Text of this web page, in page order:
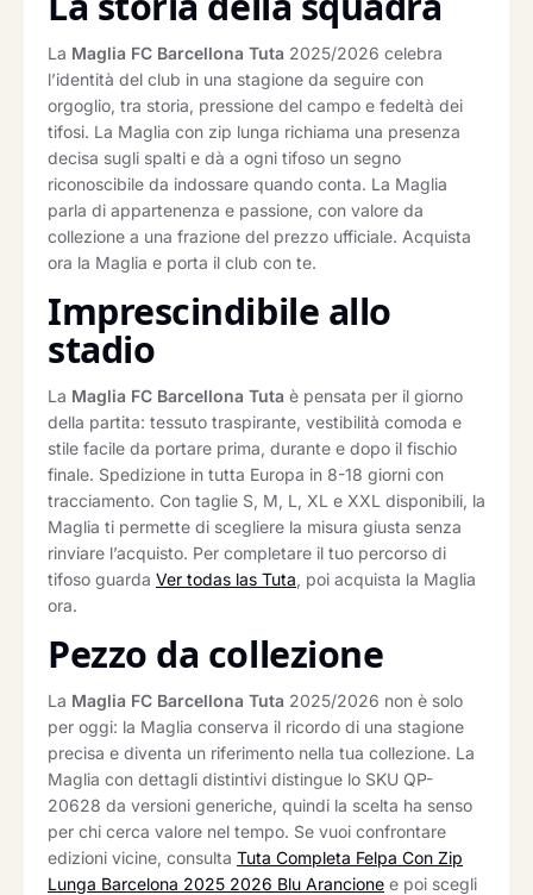
La Maglia FC Barcellona Tuta 2025/2026 celebra
l’identità del club in una stagione da seguire con
orgoglio, tra storia, pressione del campo e fedeltà dei
tifosi. La Maglia con zip lunga richiama una presenza
decisa sugli spalti e dà a ogni tifoso un segno
riconoscibile da indossare quando conta. La Maglia
parla di appartenenza e passione, con valore da
collezione a una frazione del prezzo ufficiale. Acquista
ora la Maglia e porta il club con te.
Imprescindibile allo
stadio
La Maglia FC Barcellona Tuta è pensata per il giorno
della partita: tessuto traspirante, vestibilità comoda e
stile facile da portare prima, durante e dopo il fischio
finale. Spedizione in tutta Europa in 8-18 giorni con
tracciamento. Con taglie S, M, L, XL e XXL disponibili, la
Maglia ti permette di scegliere la misura giusta senza
rinviare l’acquisto. Per completare il tuo percorso di
tifoso guarda Ver todas las Tuta, poi acquista la Maglia
ora.
Pezzo da collezione
La Maglia FC Barcellona Tuta 2025/2026 non è solo
per oggi: la Maglia conserva il ricordo di una stagione
precisa e diventa un riferimento nella tua collezione. La
Maglia con dettagli distintivi distingue lo SKU QP-
20628 da versioni generiche, quindi la scelta ha senso
per chi cerca valore nel tempo. Se vuoi confrontare
edizioni vicine, consulta Tuta Completa Felpa Con Zip
Lunga Barcelona 2025 2026 Blu Arancione e poi scegli